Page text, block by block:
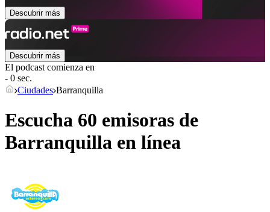
Descubrir más
Descubrir más
El podcast comienza en
- 0 sec.
Ciudades Barranquilla
Escucha 60 emisoras de
Barranquilla en línea